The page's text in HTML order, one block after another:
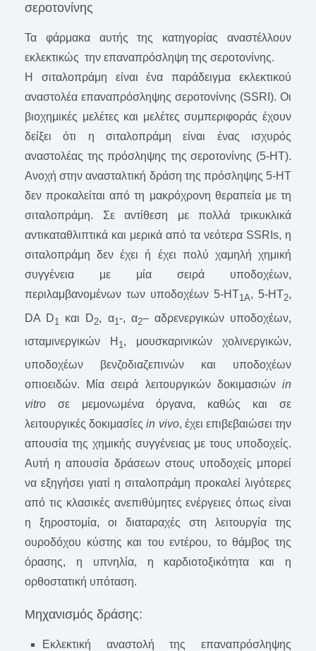
σεροτονίνης
Τα φάρμακα αυτής της κατηγορίας αναστέλλουν
εκλεκτικώς την επαναπρόσληψη της σεροτονίνης.
Η σιταλοπράμη είναι ένα παράδειγμα εκλεκτικού
αναστολέα επαναπρόσληψης σεροτονίνης (SSRI). Οι
βιοχημικές μελέτες και μελέτες συμπεριφοράς έχουν
δείξει ότι η σιταλοπράμη είναι ένας ισχυρός
αναστολέας της πρόσληψης της σεροτονίνης (5-HT).
Ανοχή στην ανασταλτική δράση της πρόσληψης 5-HT
δεν προκαλείται από τη μακρόχρονη θεραπεία με τη
σιταλοπράμη. Σε αντίθεση με πολλά τρικυκλικά
αντικαταθλιπτικά και μερικά από τα νεότερα SSRIs, η
σιταλοπράμη δεν έχει ή έχει πολύ χαμηλή χημική
συγγένεια με μία σειρά υποδοχέων,
περιλαμβανομένων των υποδοχέων 5-HT1A, 5-HT2,
DA D1 και D2, α1-, α2– αδρενεργικών υποδοχέων,
ισταμινεργικών H 1 , μουσκαρινικών χολινεργικών,
υποδοχέων βενζοδιαζεπινών και υποδοχέων
οπιοειδών. Μία σειρά λειτουργικών δοκιμασιών in
vitro σε μεμονωμένα όργανα, καθώς και σε
λειτουργικές δοκιμασίεςin vivo, έχει επιβεβαιώσει την
απουσία της χημικής συγγένειας με τους υποδοχείς.
Αυτή η απουσία δράσεων στους υποδοχείς μπορεί
να εξηγήσει γιατί η σιταλοπράμη προκαλεί λιγότερες
από τις κλασικές ανεπιθύμητες ενέργειες όπως είναι
η ξηροστομία, οι διαταραχές στη λειτουργία της
ουροδόχου κύστης και του εντέρου, το θάμβος της
όρασης, η υπνηλία, η καρδιοτοξικότητα και η
ορθοστατική υπόταση.
Μηχανισμός δράσης:
Εκλεκτική αναστολή της επαναπρόσληψης